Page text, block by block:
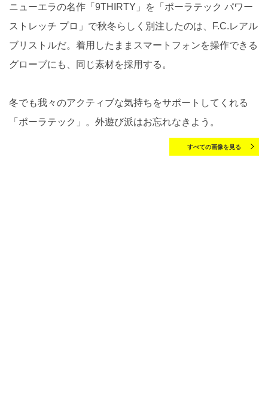
ニューエラの名作「9THIRTY」を「ポーラテック パワー
ストレッチ プロ」で秋冬らしく別注したのは、F.C.レアル
ブリストルだ。着用したままスマートフォンを操作できる
グローブにも、同じ素材を採用する。
冬でも我々のアクティブな気持ちをサポートしてくれる
「ポーラテック」。外遊び派はお忘れなきよう。
すべての画像を見る